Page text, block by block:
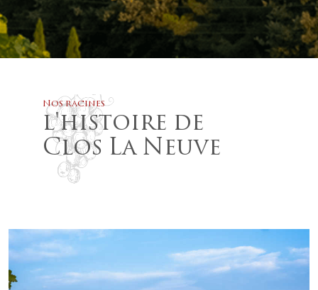
Nos racines
l'histoire de
Clos La Neuve